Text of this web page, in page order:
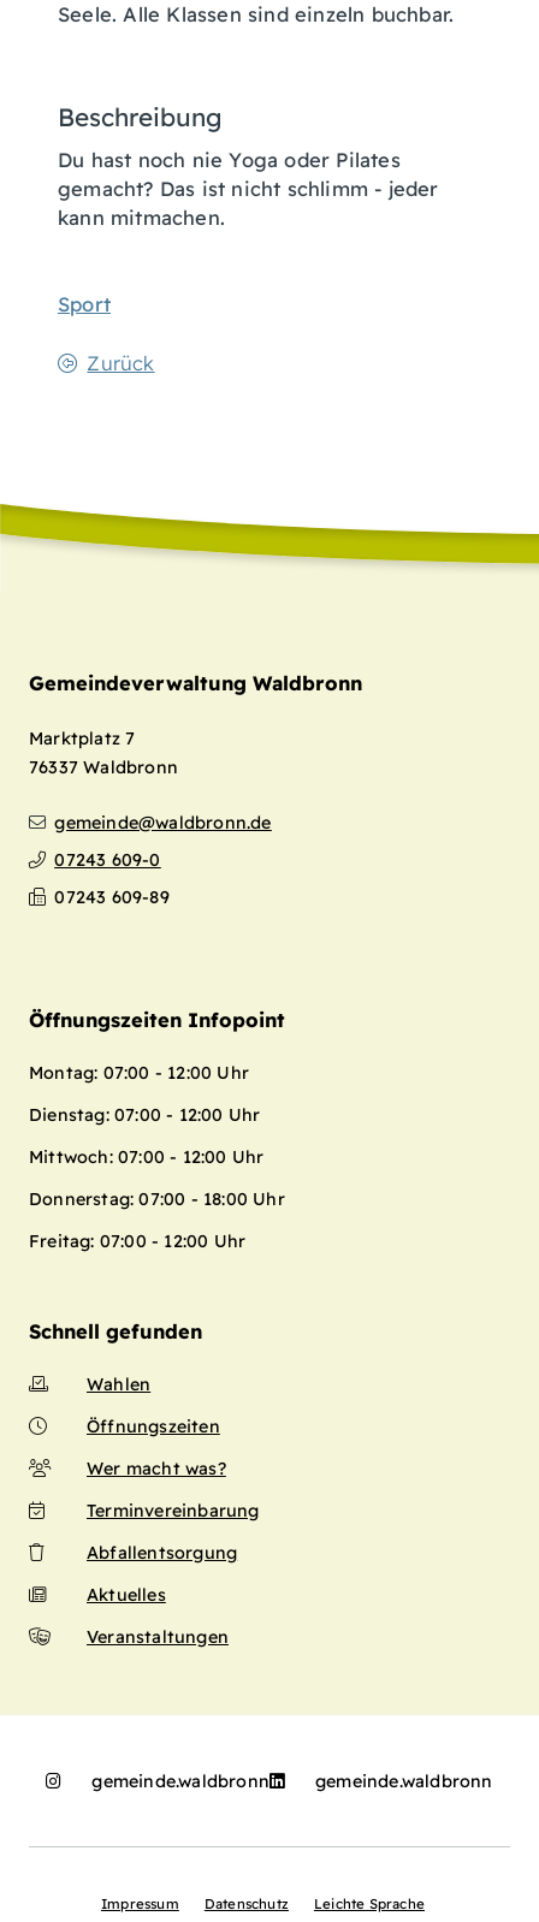
Seele. Alle Klassen sind einzeln buchbar.
Beschreibung
Du hast noch nie Yoga oder Pilates
gemacht? Das ist nicht schlimm - jeder
kann mitmachen.
Sport
Zurück
Gemeindeverwaltung Waldbronn
Marktplatz 7
76337 Waldbronn
gemeinde@waldbronn.de
07243 609-0
07243 609-89
Öffnungszeiten Infopoint
Montag: 07:00 - 12:00 Uhr
Dienstag: 07:00 - 12:00 Uhr
Mittwoch: 07:00 - 12:00 Uhr
Donnerstag: 07:00 - 18:00 Uhr
Freitag: 07:00 - 12:00 Uhr
Schnell gefunden
Wahlen
Öffnungszeiten
Wer macht was?
Terminvereinbarung
Abfallentsorgung
Aktuelles
Veranstaltungen
gemeinde.waldbronn gemeinde.waldbronn
Impressum Datenschutz Leichte Sprache